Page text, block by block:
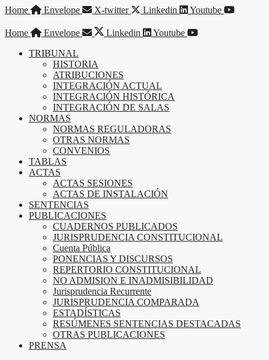
Saltar
contenido
Home Envelope X-twitter Linkedin Youtube
Home Envelope Linkedin
Youtube
TRIBUNAL
HISTORIA
ATRIBUCIONES
INTEGRACIÓN ACTUAL
INTEGRACIÓN HISTÓRICA
INTEGRACIÓN DE SALAS
NORMAS
NORMAS REGULADORAS
OTRAS NORMAS
CONVENIOS
TABLAS
ACTAS
ACTAS SESIONES
ACTAS DE INSTALACIÓN
SENTENCIAS
PUBLICACIONES
CUADERNOS PUBLICADOS
JURISPRUDENCIA CONSTITUCIONAL
Cuenta Pública
PONENCIAS Y DISCURSOS
REPERTORIO CONSTITUCIONAL
NO ADMISION E INADMISIBILIDAD
Jurisprudencia Recurrente
JURISPRUDENCIA COMPARADA
ESTADÍSTICAS
RESÚMENES SENTENCIAS DESTACADAS
OTRAS PUBLICACIONES
PRENSA